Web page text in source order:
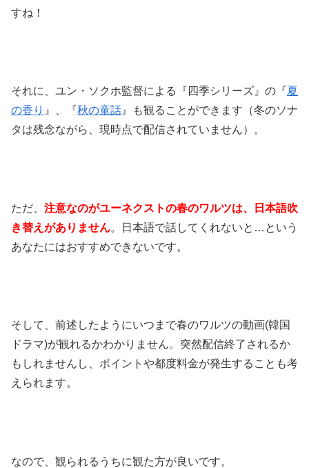
すね！
それに、ユン・ソクホ監督による『四季シリーズ』の『夏
の香り 』、『秋の童話 』も観ることができます（冬のソナ
タは残念ながら、現時点で配信されていません）。
ただ、 注意なのがユーネクストの春のワルツは、日本語吹
き替えがありません。日本語で話してくれないと…という
あなたにはおすすめできないです。
そして、前述したようにいつまで春のワルツの動画(韓国
ドラマ)が観れるかわかりません。突然配信終了されるか
もしれませんし、ポイントや都度料金が発生することも考
えられます。
なので、観られるうちに観た方が良いです。